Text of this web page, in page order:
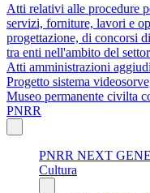
Atti relativi alle procedure
servizi, forniture, lavori e
progettazione, di concorsi
tra enti nell'ambito del
Atti amministrazioni
Progetto sistema
Museo permanente civilta
PNRR
PNRR NEXT
Cultura